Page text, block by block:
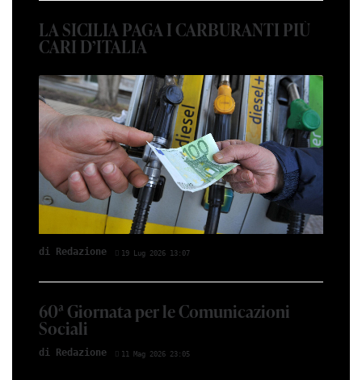
LA SICILIA PAGA I CARBURANTI PIÙ
CARI D’ITALIA
di Red­azio­ne 19 Lug 2026 13:07
60ª Giornata per le Comunicazioni
Sociali
di Red­azio­ne 11 Mag 2026 23:05